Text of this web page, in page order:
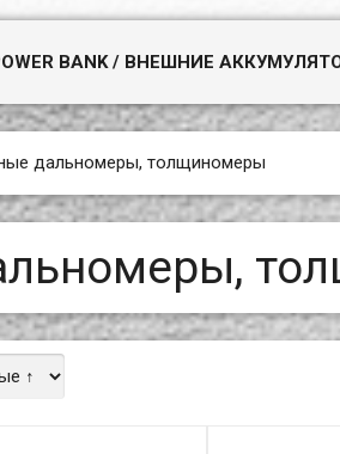
BANK / ВНЕШНИЕ
дальномеры, толщиномеры